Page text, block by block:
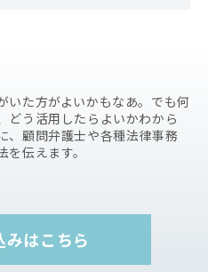
いた方がよいかもなあ。でも何
どう活用したらよいかわから
顧問弁護士や各種法律事務
伝えます。
みはこちら